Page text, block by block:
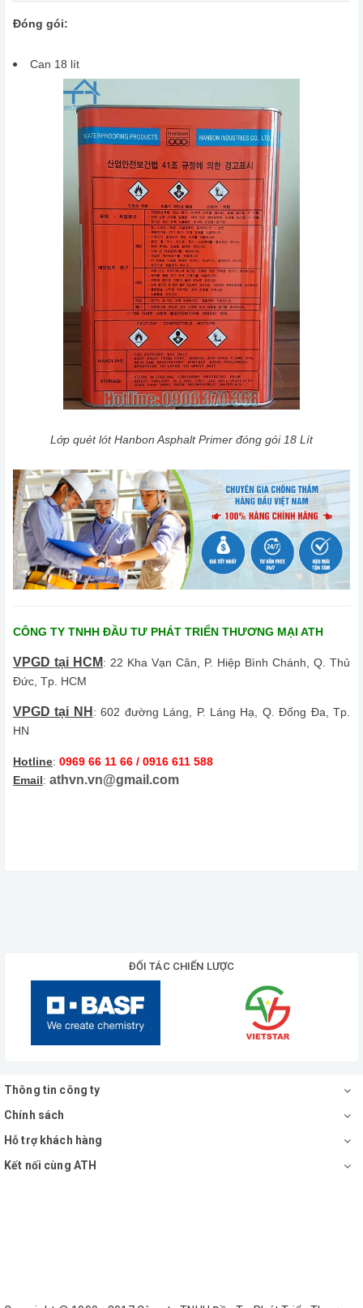
Đóng gói:
Can 18 lít
Lớp quét lót Hanbon Asphalt Primer đóng gói 18 Lít
CÔNG TY TNHH ĐẦU TƯ PHÁT TRIỂN THƯƠNG MẠI ATH
VPGD tại HCM: 22 Kha Vạn Cân, P. Hiệp Bình Chánh, Q. Thủ
Đức, Tp. HCM
VPGD tại NH : 602 đường Láng, P. Láng Hạ, Q. Đống Đa, Tp.
HN
Hotline: 0969 66 11 66 / 0916 611 588
Email: athvn.vn@gmail.com
ĐỐI TÁC CHIẾN LƯỢC
Thông tin công ty
Chính sách
Hỗ trợ khách hàng
Kết nối cùng ATH